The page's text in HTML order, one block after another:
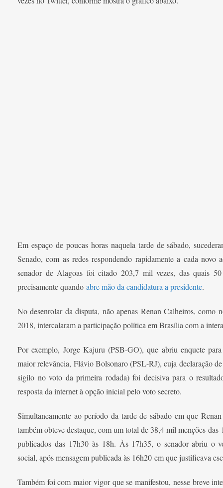
Em espaço de poucas horas naquela tarde de sábado,
Senado, com as redes respondendo rapidamente a cada
senador de Alagoas foi citado 203,7 mil vezes, das quais
precisamente quando abre mão da candidatura a presidente.
No desenrolar da disputa, não apenas Renan Calheiros, como
2018, intercalaram a participação política em Brasília com a
Por exemplo, Jorge Kajuru (PSB-GO), que abriu enquete
maior relevância, Flávio Bolsonaro (PSL-RJ), cuja declaração
sigilo no voto da primeira rodada) foi decisiva para o
resposta da internet à opção inicial pelo voto secreto.
Simultaneamente ao período da tarde de sábado em que
também obteve destaque, com um total de 38,4 mil menções
publicados das 17h30 às 18h. Às 17h35, o senador abriu o
social, após mensagem publicada às 16h20 em que justificava
Também foi com maior vigor que se manifestou, nesse breve